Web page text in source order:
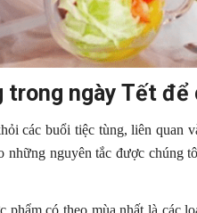
trong ngày Tết để
các buổi tiệc tùng, liên quan
những nguyên tắc được chúng
có theo mùa nhất là các